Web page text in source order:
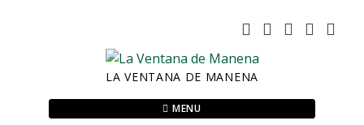
LA VENTANA DE MANENA
MENU